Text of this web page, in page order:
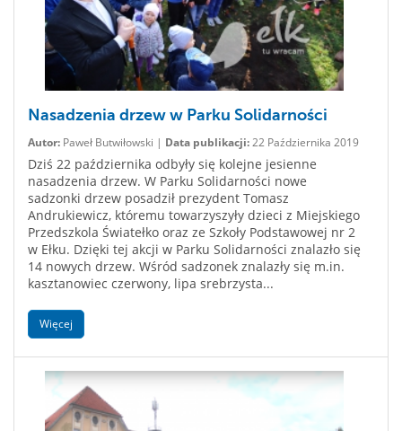
Nasadzenia drzew w Parku Solidarności
Autor: Paweł Butwiłowski | Data publikacji:22 Października 2019
Dziś 22 października odbyły się kolejne jesienne
nasadzenia drzew. W Parku Solidarności nowe
sadzonki drzew posadził prezydent Tomasz
Andrukiewicz, któremu towarzyszyły dzieci z Miejskiego
Przedszkola Światełko oraz ze Szkoły Podstawowej nr 2
w Ełku. Dzięki tej akcji w Parku Solidarności znalazło się
14 nowych drzew. Wśród sadzonek znalazły się m.in.
kasztanowiec czerwony, lipa srebrzysta...
Więcej